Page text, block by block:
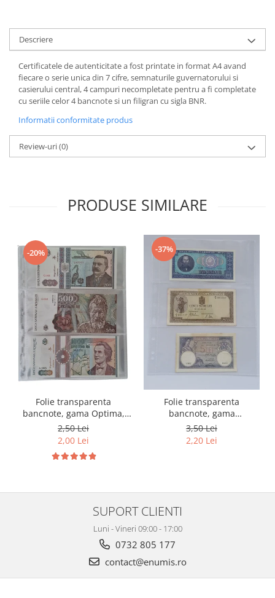
Descriere
Certificatele de autenticitate a fost printate in format A4 avand
fiecare o serie unica din 7 cifre, semnaturile guvernatorului si
casierului central, 4 campuri necompletate pentru a fi completate
cu seriile celor 4 bancnote si un filigran cu sigla BNR.
Informatii conformitate produs
Review-uri(0)
PRODUSE SIMILARE
-20%
Folie transparenta
bancnote, gama Optima,
cod SH252, 3
compartimente
2,50 Lei
2,00 Lei
-37%
Folie transparenta
bancnote, gama
Grande(A4), cod SH312, 3
compartimente
3,50 Lei
2,20 Lei
SUPORT CLIENTI
Luni - Vineri 09:00 - 17:00
0732 805 177
contact@enumis.ro